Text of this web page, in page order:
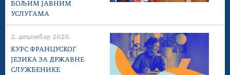
БОЉИМ ЈАВНИМ
УСЛУГАМА
2. децембар 2020.
КУРС ФРАНЦУСКОГ
ЈЕЗИКА ЗА ДРЖАВНЕ
СЛУЖБЕНИКЕ